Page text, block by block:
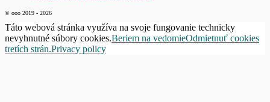
© ooo 2019 - 2026
Táto webová stránka využíva na svoje fungovanie technicky
nevyhnutné súbory cookies.Beriem na vedomieOdmietnuť cookies
tretích strán.Privacy policy